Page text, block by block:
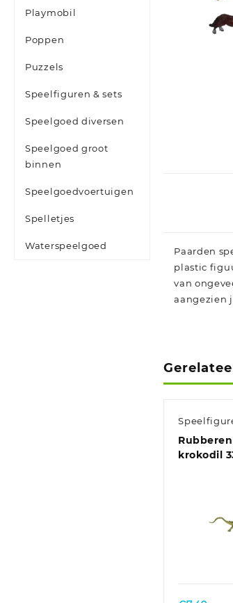
Playmobil
Poppen
Puzzels
Speelfiguren & sets
Speelgoed diversen
Speelgoed groot
binnen
Speelgoedvoertuigen
Spelletjes
Waterspeelgoed
Paarden
plastic
van
aangezien
krokodil